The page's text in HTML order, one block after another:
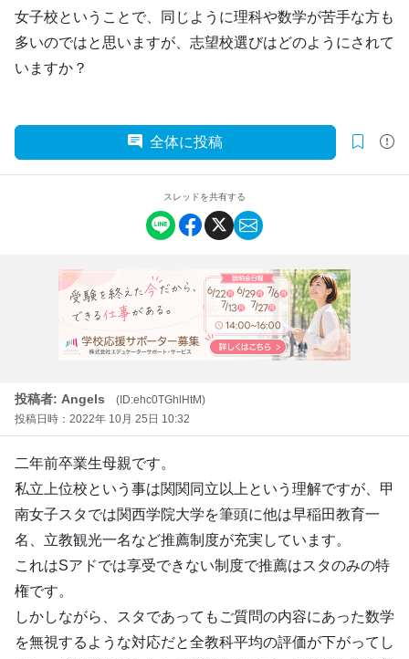
女子校ということで、同じように理科や数学が苦手な方も
多いのではと思いますが、志望校選びはどのようにされて
いますか？
全体に投稿
スレッドを共有する
投稿者: Angels
(ID:ehc0TGhlHtM)
投稿日時：2022年 10月 25日 10:32
二年前卒業生母親です。
私立上位校という事は関関同立以上という理解ですが、甲
南女子スタでは関西学院大学を筆頭に他は早稲田教育一
名、立教観光一名など推薦制度が充実しています。
これはSアドでは享受できない制度で推薦はスタのみの特
権です。
しかしながら、スタであってもご質問の内容にあった数学
を無視するような対応だと全教科平均の評価が下がってし